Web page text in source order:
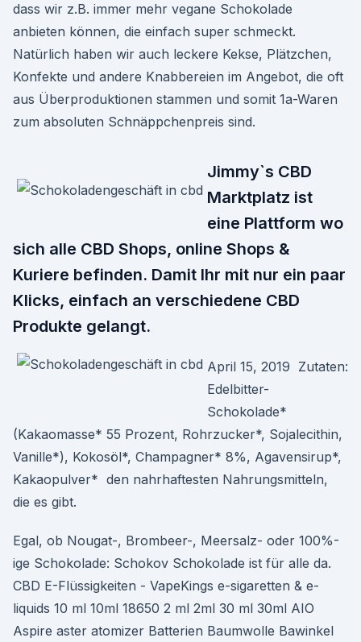
dass wir z.B. immer mehr vegane Schokolade
anbieten können, die einfach super schmeckt.
Natürlich haben wir auch leckere Kekse, Plätzchen,
Konfekte und andere Knabbereien im Angebot, die oft
aus Überproduktionen stammen und somit 1a-Waren
zum absoluten Schnäppchenpreis sind.
Jimmy`s CBD
Marktplatz ist
eine Plattform wo
sich alle CBD Shops, online Shops &
Kuriere befinden. Damit Ihr mit nur ein paar
Klicks, einfach an verschiedene CBD
Produkte gelangt.
April 15, 2019 Zutaten:
Edelbitter-
Schokolade*
(Kakaomasse* 55 Prozent, Rohrzucker*, Sojalecithin,
Vanille*), Kokosöl*, Champagner* 8%, Agavensirup*,
Kakaopulver* den nahrhaftesten Nahrungsmitteln,
die es gibt.
Egal, ob Nougat-, Brombeer-, Meersalz- oder 100%-
ige Schokolade: Schokov Schokolade ist für alle da.
CBD E-Flüssigkeiten - VapeKings e-sigaretten & e-
liquids 10 ml 10ml 18650 2 ml 2ml 30 ml 30ml AIO
Aspire aster atomizer Batterien Baumwolle Bawinkel